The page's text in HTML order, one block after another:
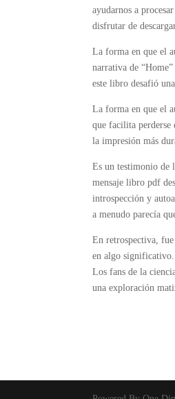
ayudarnos a
disfrutar de
La forma en que el
narrativa de
este libro desafió
La forma en que el
que facilita
la impresión más
Es un testimonio de
mensaje libro pdf
introspección y
a menudo parecía
En retrospectiva,
en algo
Los fans de la
una exploración